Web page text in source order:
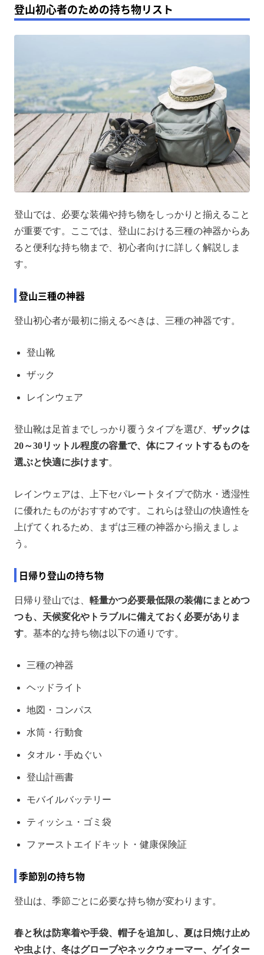
登山初心者のための持ち物リスト
登山では、必要な装備や持ち物をしっかりと揃えること
が重要です。ここでは、登山における三種の神器からあ
ると便利な持ち物まで、初心者向けに詳しく解説しま
す。
登山三種の神器
登山初心者が最初に揃えるべきは、三種の神器です。
登山靴
ザック
レインウェア
登山靴は足首までしっかり覆うタイプを選び、 ザックは
20～30リットル程度の容量で、体にフィットするものを
選ぶと快適に歩けます。
レインウェアは、上下セパレートタイプで防水・透湿性
に優れたものがおすすめです。これらは登山の快適性を
上げてくれるため、まずは三種の神器から揃えましょ
う。
日帰り登山の持ち物
日帰り登山では、 軽量かつ必要最低限の装備にまとめつ
つも、天候変化やトラブルに備えておく必要がありま
す。基本的な持ち物は以下の通りです。
三種の神器
ヘッドライト
地図・コンパス
水筒・行動食
タオル・手ぬぐい
登山計画書
モバイルバッテリー
ティッシュ・ゴミ袋
ファーストエイドキット・健康保険証
季節別の持ち物
登山は、季節ごとに必要な持ち物が変わります。
春と秋は防寒着や手袋、帽子を追加し、夏は日焼け止め
や虫よけ、冬はグローブやネックウォーマー、ゲイター